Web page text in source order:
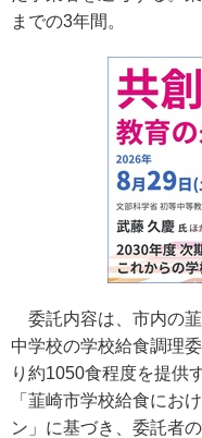
までの3年間。
委託内容は、市内の
中学校の学校給食調理委
り約1050食程度を提供
「韮崎市学校給食にお
ン」に基づき、委託者